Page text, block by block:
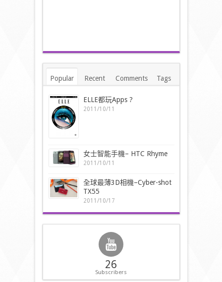
Popular Recent Comments Tags
ELLE都玩Apps ?
2011/10/11
女士智能手機– HTC Rhyme
2011/10/11
全球最薄3D相機–Cyber-shot
TX55
2011/10/17
26
Subscribers